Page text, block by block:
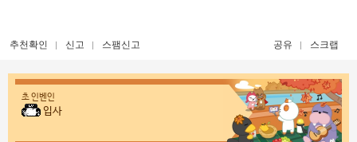
추천확인 신고 스팸신고 공유 스크랩
초 인벤인
입사